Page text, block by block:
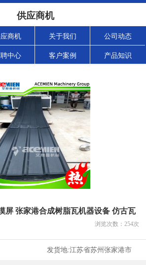
供应商机
商机 关于我们 公司动态
中心 客户案例 产品知识
屏 张家港合成树脂瓦机器设备 仿古瓦
浏览次数： 254次
发货地:江苏省苏州张家港市